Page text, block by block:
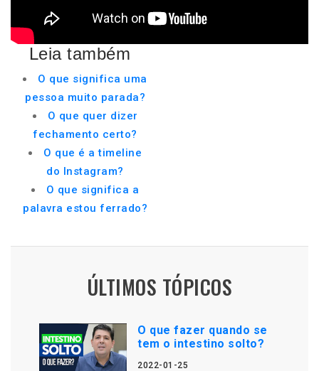
Leia também
O que significa uma
pessoa muito parada?
O que quer dizer
fechamento certo?
O que é a timeline
do Instagram?
O que significa a
palavra estou ferrado?
ÚLTIMOS TÓPICOS
O que fazer quando se
tem o intestino solto?
2022-01-25